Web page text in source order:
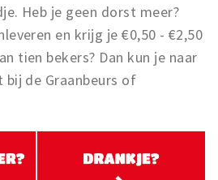
Heb je geen dorst meer?
en krijg je €0,50 - €2,50
tien bekers? Dan kun je naar
de Graanbeurs of